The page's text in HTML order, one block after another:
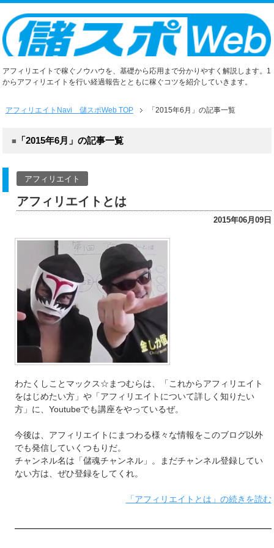
アフィリエイトで稼ぐノウハウを、基礎から応用まで分かりやすく解説します。1
からアフィリエイトを行い経過報告とともに稼ぐコツを紹介していきます。
アフィリエイトNavi 儲スポWeb TOP 「2015年6月」の記事一覧
「2015年6月」の記事一覧
アフィリエイト
アフィリエイトとは
2015年06月09日
わたくしことマックス☆まつむらは、「これからアフィリエイト
をはじめたい方」や「アフィリエイトについて詳しく知りたい
方」に、Youtubeでも講座をやっているぜ。
今後は、アフィリエイトにまつわる様々な情報をこのブログ以外
でも発信していくつもりだ。
チャンネル名は「儲魂チャンネル」。まだチャンネル登録してい
ない方は、ぜひ登録をしてくれ。
「アフィリエイトとは」の続きを読む